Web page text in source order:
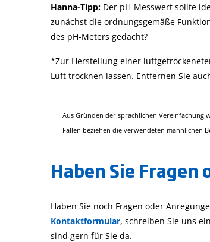
Hanna-Tipp: Der pH-Messwert sollte
zunächst die ordnungsgemäße
des pH-Meters gedacht?
*Zur Herstellung einer
Luft trocknen lassen. Entfernen Sie
Aus Gründen der sprachlichen Vereinfachung
Fällen beziehen die verwendeten männlichen
Haben Sie Fragen
Haben Sie noch Fragen oder
Kontaktformular, schreiben Sie uns
sind gern für Sie da.